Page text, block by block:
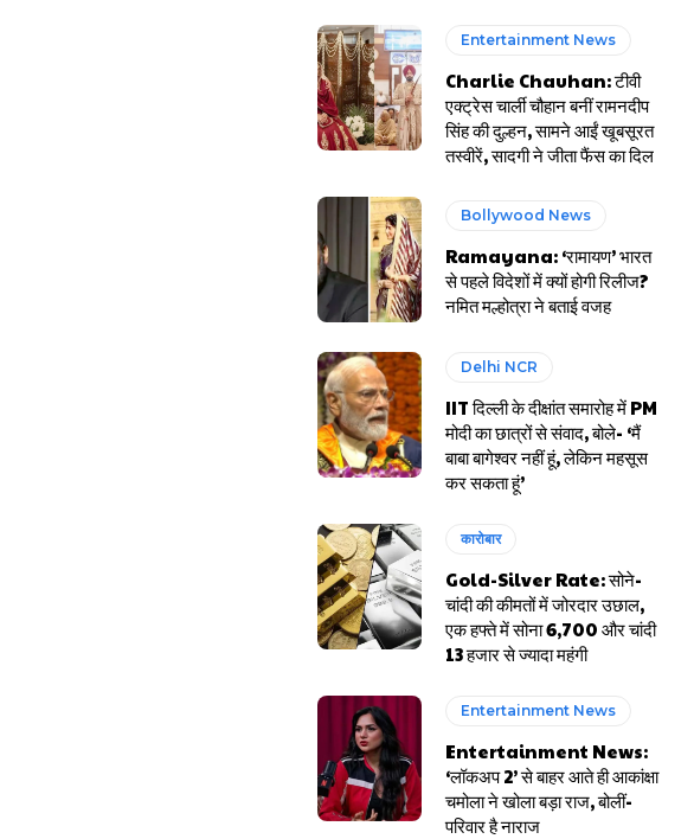
Entertainment News
Charlie Chauhan: टीवी
एक्ट्रेस चार्ली चौहान बनीं रामनदीप
सिंह की दुल्हन, सामने आईं खूबसूरत
तस्वीरें, सादगी ने जीता फैंस का दिल
Bollywood News
Ramayana: ‘रामायण’ भारत
से पहले विदेशों में क्यों होगी रिलीज?
नमित मल्होत्रा ने बताई वजह
Delhi NCR
IIT दिल्ली के दीक्षांत समारोह में PM
मोदी का छात्रों से संवाद, बोले- ‘मैं
बाबा बागेश्वर नहीं हूं, लेकिन महसूस
कर सकता हूं’
कारोबार
Gold-Silver Rate: सोने-
चांदी की कीमतों में जोरदार उछाल,
एक हफ्ते में सोना ₹6,700 और चांदी
₹13 हजार से ज्यादा महंगी
Entertainment News
Entertainment News:
‘लॉकअप 2’ से बाहर आते ही आकांक्षा
चमोला ने खोला बड़ा राज, बोलीं-
परिवार है नाराज